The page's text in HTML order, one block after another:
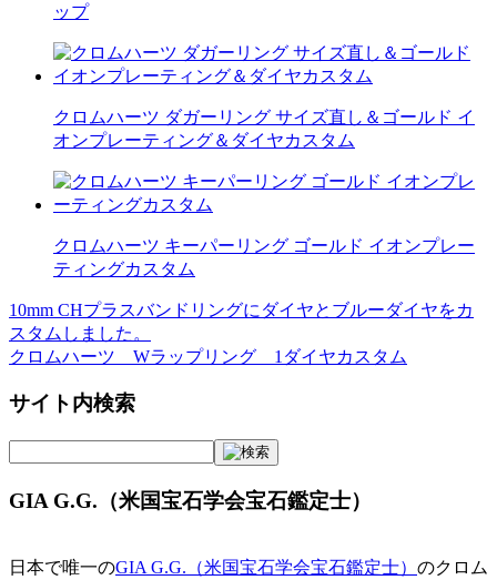
ップ
クロムハーツ ダガーリング サイズ直し＆ゴールド イ
オンプレーティング＆ダイヤカスタム
クロムハーツ キーパーリング ゴールド イオンプレー
ティングカスタム
投
稿
ナ
ビ
ゲ
ー
ョ
10mm CHプラスバンドリングにダイヤとブルーダイヤをカ
スタムしました。
クロムハーツ Wラップリング 1ダイヤカスタム
サイト内検索
GIA G.G.（米国宝石学会宝石鑑定士）
日本で唯一のGIA G.G.（米国宝石学会宝石鑑定士） のクロム